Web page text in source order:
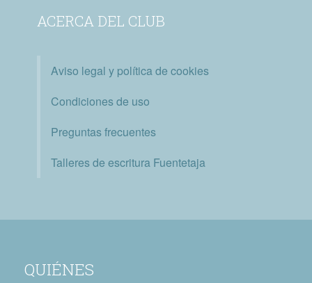
ACERCA DEL CLUB
Aviso legal y política de cookies
Condiciones de uso
Preguntas frecuentes
Talleres de escritura Fuentetaja
QUIÉNES